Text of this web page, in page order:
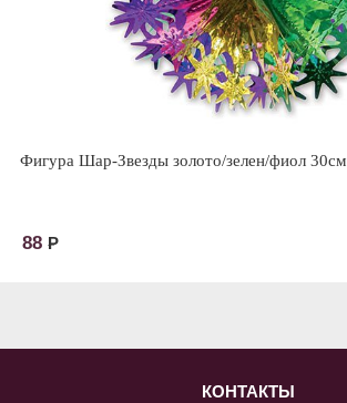
Фигура Шар-Звезды золото/зелен/фиол 30см
88 Р
КОНТАКТЫ